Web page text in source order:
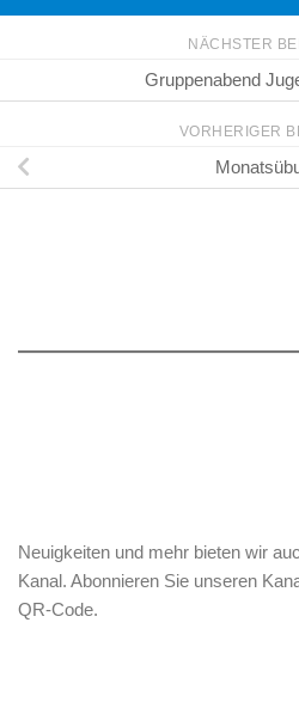
NÄCHSTER
Gruppenabend
VORHERIGER
Neuigkeiten und mehr bieten wir
Kanal. Abonnieren Sie unseren
QR-Code.